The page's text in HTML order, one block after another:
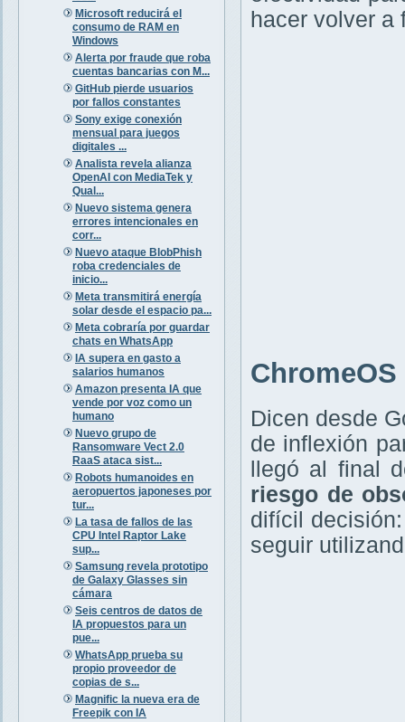
Microsoft reducirá el
consumo de RAM en
Windows
Alerta por fraude que roba
cuentas bancarias con M...
GitHub pierde usuarios
por fallos constantes
Sony exige conexión
mensual para juegos
digitales ...
Analista revela alianza
OpenAI con MediaTek y
Qual...
Nuevo sistema genera
errores intencionales en
corr...
Nuevo ataque BlobPhish
roba credenciales de
inicio...
Meta transmitirá energía
solar desde el espacio pa...
Meta cobraría por guardar
chats en WhatsApp
IA supera en gasto a
salarios humanos
Amazon presenta IA que
vende por voz como un
humano
Nuevo grupo de
Ransomware Vect 2.0
RaaS ataca sist...
Robots humanoides en
aeropuertos japoneses por
tur...
La tasa de fallos de las
CPU Intel Raptor Lake
sup...
Samsung revela prototipo
de Galaxy Glasses sin
cámara
Seis centros de datos de
IA propuestos para un
pue...
WhatsApp prueba su
propio proveedor de
copias de s...
Magnific la nueva era de
Freepik con IA
hacer volver a
Dicen desde
de inflexión
llegó al final
riesgo de
difícil
seguir